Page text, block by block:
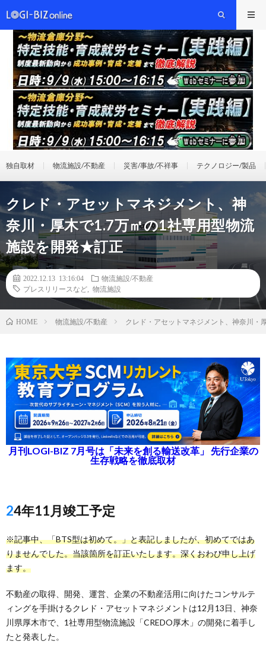
独自取材 物流施設/不動産 災害/事故/不祥事 テクノロジー/製品
クレド・アセットマネジメント、神
奈川・厚木で1.7万㎡の1社専用型物流
施設を開発★訂正
2022.12.13 13:16:04
物流施設/不動産
プレスリリースなど
物流施設
HOME 物流施設/不動産 クレド・アセットマネジメント、神奈川
月刊LOGI-BIZ 7月号は「未来を創る輸送改革」 先行企業の
生存戦略を徹底取材
24年11月竣工予定
※記事中、「BTS型は初めて。」と表記しましたが、初めてではあ
りませんでした。当該箇所を訂正いたします。深くおわび申し上げ
ます。
不動産の取得、開発、運営、企業の不動産活用に向けたコンサルテ
ィングを手掛けるクレド・アセットマネジメントは12月13日、神奈
川県厚木市で、1社専用型物流施設「CREDO厚木」の開発に着手し
たと発表した。